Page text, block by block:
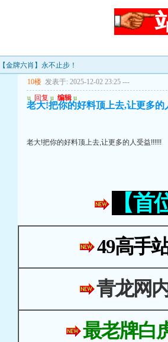
金牌六肖】永不止步！
10楼 发表于: 2025-12-02 23:25 ---
u 回复 u 编辑 u
老大!把你的好料顶上去,让更多
老大!把你的好料顶上去,让更多的人受益!!!!!!
【
49高手
青龙网
最老牌白